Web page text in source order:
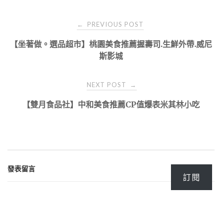
navigation
← PREVIOUS POST
【坐著做。選品超市】桃園美食推薦握壽司.生鮮外帶.威尼
斯影城
NEXT POST →
【雙月食品社】中和美食推薦CP值爆表米其林小吃
發表留言
訂閱